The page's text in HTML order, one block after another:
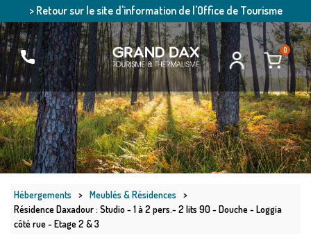
> Retour sur le site d'information de l'Office de Tourisme
0
Hébergements > Meublés & Résidences
>
Résidence Daxadour : Studio - 1 à 2 pers.- 2 lits 90 - Douche - Loggia
côté rue - Etage 2 & 3